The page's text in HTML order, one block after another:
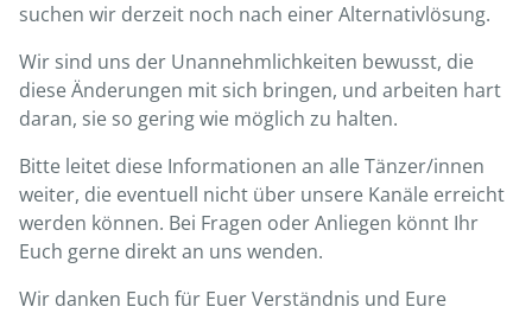
suchen wir derzeit noch nach einer Alternativlösung.
Wir sind uns der Unannehmlichkeiten bewusst, die
diese Änderungen mit sich bringen, und arbeiten hart
daran, sie so gering wie möglich zu halten.
Bitte leitet diese Informationen an alle Tänzer/innen
weiter, die eventuell nicht über unsere Kanäle erreicht
werden können. Bei Fragen oder Anliegen könnt Ihr
Euch gerne direkt an uns wenden.
Wir danken Euch für Euer Verständnis und Eure